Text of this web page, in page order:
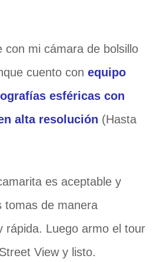
con mi cámara de bolsillo
cuento con equipo
esféricas con
alta resolución (Hasta
es aceptable y
tomas de manera
rápida. Luego armo el tour
View y listo.